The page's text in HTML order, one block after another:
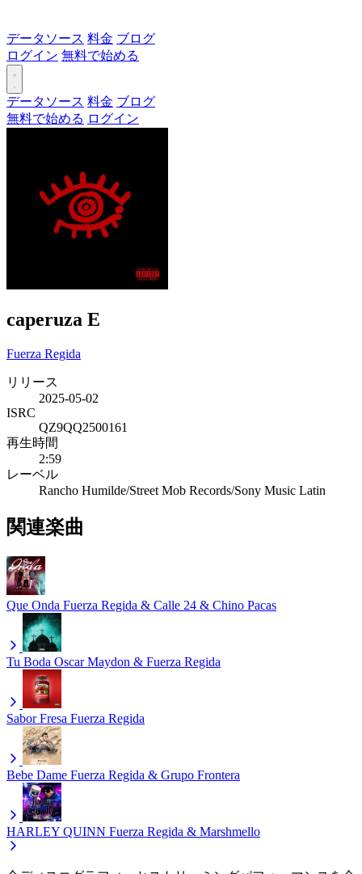
データソース 料金 ブログ
ログイン 無料で始める
データソース 料金 ブログ
無料で始める ログイン
caperuza E
Fuerza Regida
リリース
2025-05-02
ISRC
QZ9QQ2500161
再生時間
2:59
レーベル
Rancho Humilde/Street Mob Records/Sony Music Latin
関連楽曲
Que Onda Fuerza Regida & Calle 24 & Chino Pacas
Tu Boda Oscar Maydon & Fuerza Regida
Sabor Fresa Fuerza Regida
Bebe Dame Fuerza Regida & Grupo Frontera
HARLEY QUINN Fuerza Regida & Marshmello